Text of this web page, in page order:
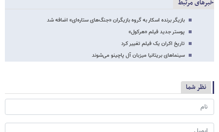
خبرهای مرتبط
بازیگر برنده اسکار به گروه بازیگران «جنگ‌های ستاره‌ای» اضافه شد
پوستر جدید فیلم «هرکول»
تاریخ اکران یک فیلم تغییر کرد
سینماهای بریتانیا میزبان آل پاچینو می‌شوند
نظر شما